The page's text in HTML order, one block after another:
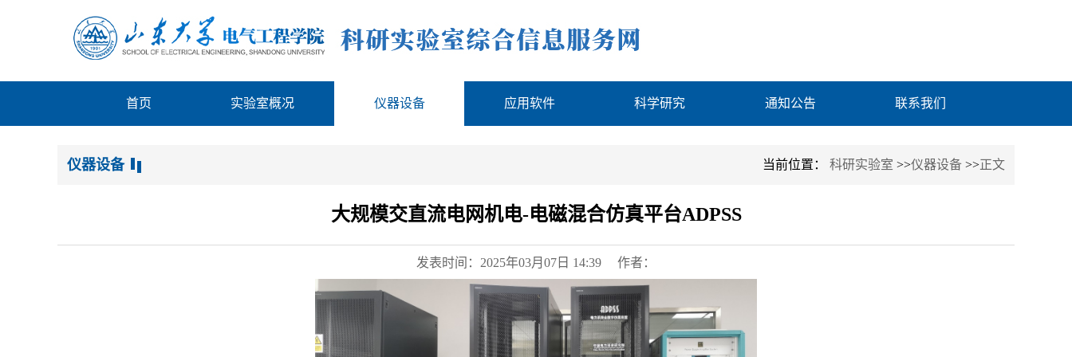
首页 实验室概况 仪器设备 应用软件 科学研究 通知公告 联系我们
仪器设备 当前位置： 科研实验室 >>仪器设备 >>正文
大规模交直流电网机电-电磁混合仿真平台ADPSS
发表时间：2025年03月07日 14:39 作者：